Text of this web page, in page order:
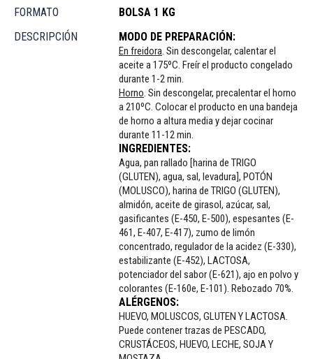
FORMATO
BOLSA 1 KG
DESCRIPCIÓN
MODO DE PREPARACIÓN:
En freidora. Sin descongelar, calentar el
aceite a 175ºC. Freír el producto congelado
durante 1-2 min.
Horno. Sin descongelar, precalentar el horno
a 210ºC. Colocar el producto en una bandeja
de horno a altura media y dejar cocinar
durante 11-12 min.
INGREDIENTES:
Agua, pan rallado [harina de TRIGO
(GLUTEN), agua, sal, levadura], POTÓN
(MOLUSCO), harina de TRIGO (GLUTEN),
almidón, aceite de girasol, azúcar, sal,
gasificantes (E-450, E-500), espesantes (E-
461, E-407, E-417), zumo de limón
concentrado, regulador de la acidez (E-330),
estabilizante (E-452), LACTOSA,
potenciador del sabor (E-621), ajo en polvo y
colorantes (E-160e, E-101). Rebozado 70%.
ALÉRGENOS:
HUEVO, MOLUSCOS, GLUTEN Y LACTOSA.
Puede contener trazas de PESCADO,
CRUSTÁCEOS, HUEVO, LECHE, SOJA Y